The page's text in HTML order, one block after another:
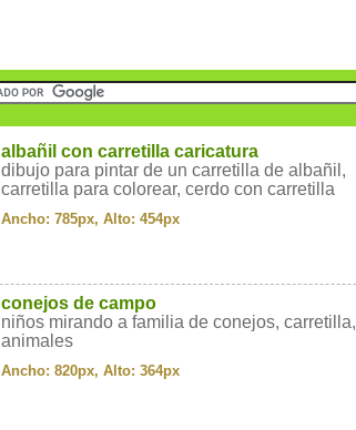
albañil con carretilla caricatura
dibujo para pintar de un carretilla de albañil,
carretilla para colorear, cerdo con carretilla
Ancho: 785px, Alto: 454px
conejos de campo
niños mirando a familia de conejos, carretilla,
animales
Ancho: 820px, Alto: 364px